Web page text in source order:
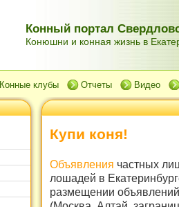
Конный портал
Конюшни и конная жизнь в
Конные клубы Отчеты Видео
Купи коня!
Объявления частных
лошадей в
размещении